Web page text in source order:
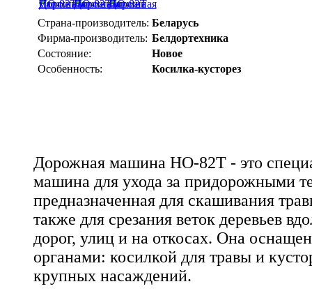
Страна-производитель: Беларусь
Фирма-производитель: Белдортехника
Состояние:
Новое
Особенность:
Косилка-кусторез
Дорожная машина НО-82Т - это
машина для ухода за придорожными
предназначенная для скашивания
также для срезания веток деревьев
дорог, улиц и на откосах. Она
органами: косилкой для травы и
крупных насаждений.